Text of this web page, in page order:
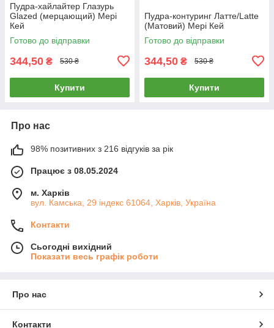
Пудра-хайлайтер Глазурь
Glazed (мерцающий) Мері
Кей
Готово до відправки
344,50 ₴ 530 ₴
Купити
Пудра-контуринг Латте/Latte
(Матовий) Мері Кей
Готово до відправки
344,50 ₴ 530 ₴
Купити
Про нас
98% позитивних з 216 відгуків за рік
Працює з 08.05.2024
м. Харків
вул. Камська, 29 індекс 61064, Харків, Україна
Контакти
Сьогодні вихідний
Показати весь графік роботи
Про нас
Контакти